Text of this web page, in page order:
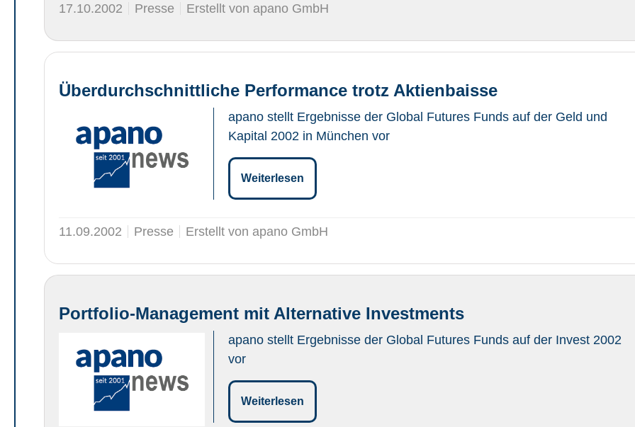
17.10.2002 Presse Erstellt von apano GmbH
Überdurchschnittliche Performance trotz Aktienbaisse
apano stellt Ergebnisse der Global Futures Funds auf der Geld und
Kapital 2002 in München vor
Weiterlesen
11.09.2002 Presse Erstellt von apano GmbH
Portfolio-Management mit Alternative Investments
apano stellt Ergebnisse der Global Futures Funds auf der Invest 2002
vor
Weiterlesen